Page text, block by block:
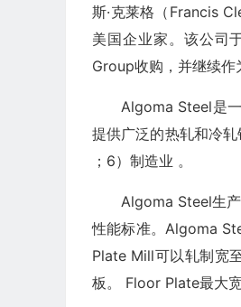
斯·克莱格（Francis
美国企业家。该公司
Group收购，并继续作
Algoma Steel是
提供广泛的热轧和冷轧
；6）制造业 。
Algoma Steel生
性能标准。Algoma
Plate Mill可以轧制宽
板。 Floor Plate最大